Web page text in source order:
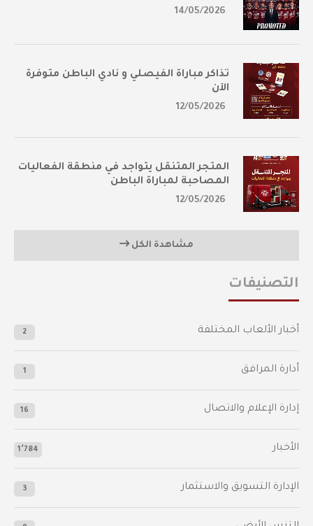
14/05/2026
تذاكر مباراة الفيصلي و نادي الباطن متوفرة
الآن
12/05/2026
المتجر المتنقل يتواجد في منطقة الفعاليات
المصاحبة لمباراة الباطن
12/05/2026
مشاهدة الكل
التصنيفات
أخبار الألعاب المختلفة 2
أدارة المرافق 1
إدارة الإعلام والاتصال 16
الأخبار 1٬784
الإدارة التسويق والاستثمار 3